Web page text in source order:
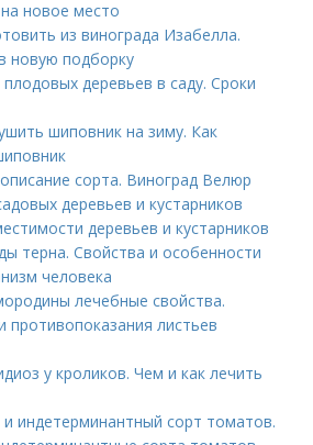
новое место
из винограда Изабелла.
новую подборку
деревьев в саду. Сроки
шиповник на зиму. Как
сорта. Виноград Велюр
деревьев и кустарников
деревьев и кустарников
терна. Свойства и особенности
человека
лечебные свойства.
противопоказания листьев
у кроликов. Чем и как лечить
индетерминантный сорт томатов.